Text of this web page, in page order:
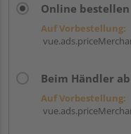
Online bestellen
Auf Vorbestellung:
Beim Händler
Auf Vorbestellung: